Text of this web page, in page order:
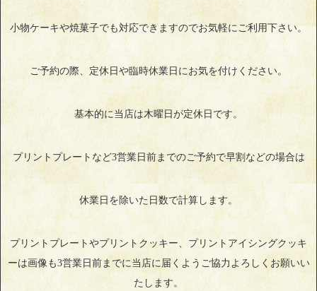
小物ケーキや焼菓子でも対応できますのでお気軽にご利用下さい。
ご予約の際、定休日や臨時休業日にお気を付けください。
基本的に当店は木曜日が定休日です。
プリントプレートなど3営業日前までのご予約で早割などの場合は
休業日を除いた日数で計算します。
プリントプレートやプリントクッキー、プリントアイシングクッキ
ーは画像も3営業日前までに当店に届くようご協力よろしくお願いい
たします。